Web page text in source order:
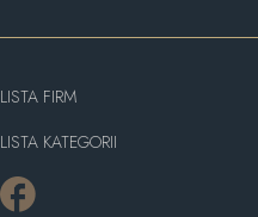
LISTA FIRM
LISTA KATEGORII